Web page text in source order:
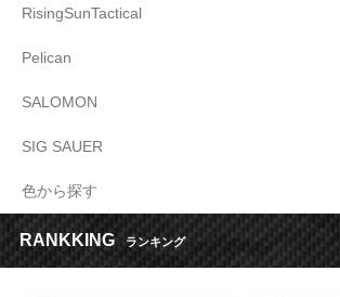
RisingSunTactical
Pelican
SALOMON
SIG SAUER
色から探す
RANKKING ランキング